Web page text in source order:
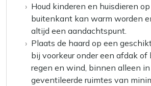
Houd kinderen en huisdieren
buitenkant kan warm worden
altijd een aandachtspunt.
Plaats de haard op een
bij voorkeur onder een afdak of
regen en wind, binnen alleen in
geventileerde ruimtes van